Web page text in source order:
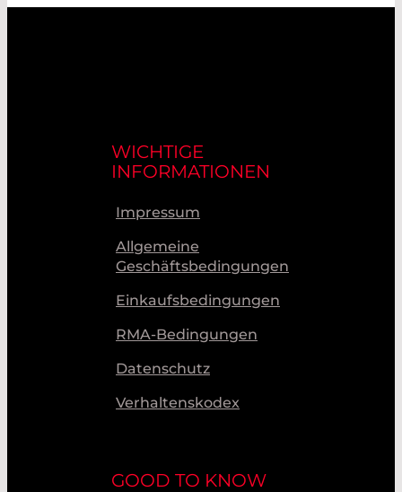
WICHTIGE
INFORMATIONEN
Impressum
Allgemeine
Geschäftsbedingungen
Einkaufsbedingungen
RMA-Bedingungen
Datenschutz
Verhaltenskodex
GOOD TO KNOW